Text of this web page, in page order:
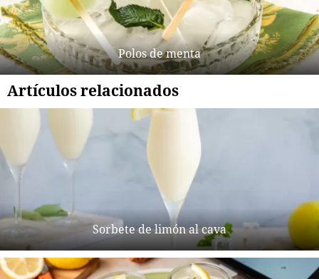
Polos de menta
Artículos relacionados
Sorbete de limón al cava